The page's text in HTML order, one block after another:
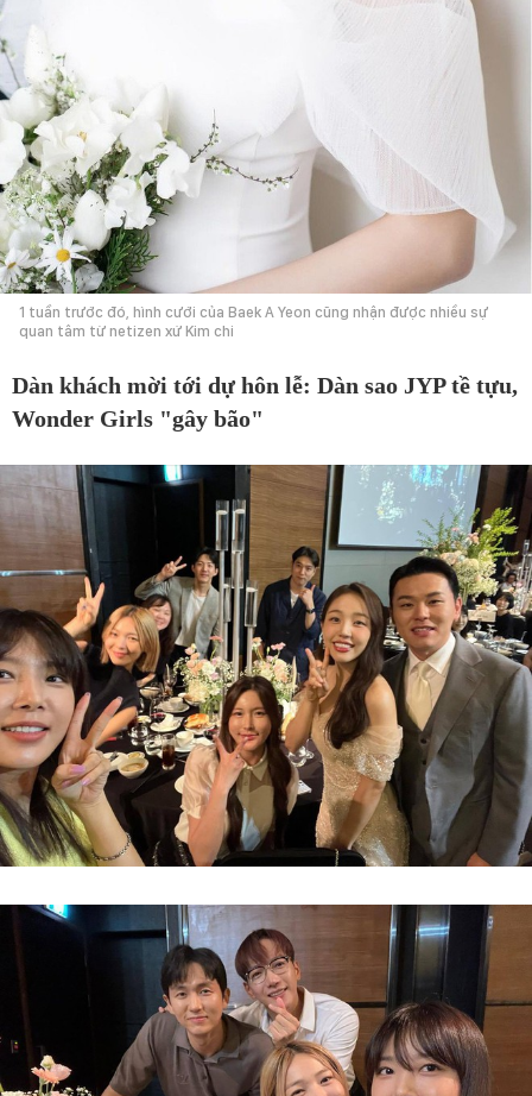
1 tuần trước đó, hình cưới của Baek A Yeon cũng nhận được nhiều sự
quan tâm từ netizen xứ Kim chi
Dàn khách mời tới dự hôn lễ: Dàn sao JYP tề tựu,
Wonder Girls "gây bão"